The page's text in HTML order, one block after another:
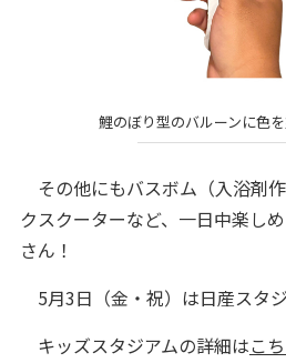
鯉のぼり型のバルーンに色
その他にもバスボム（入浴剤
クスクーターなど、一日中楽し
さん！
5月3日（金・祝）は日産スタ
キッズスタジアムの詳細はこ